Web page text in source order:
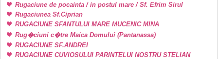
Rugaciune de pocainta / in postul mare / Sf. Efrim Sirul
Rugaciunea Sf.Ciprian
RUGACIUNE SFANTULUI MARE MUCENIC MINA
Rug�ciuni c�tre Maica Domului (Pantanassa)
RUGACIUNE SF.ANDREI
RUGACIUNE CUVIOSULUI PARINTELUI NOSTRU STELIAN